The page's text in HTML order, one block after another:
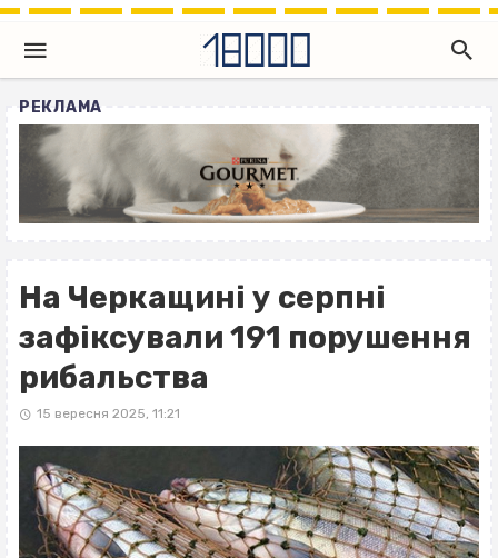
РЕКЛАМА
На Черкащині у серпні
зафіксували 191 порушення
рибальства
15 вересня 2025, 11:21